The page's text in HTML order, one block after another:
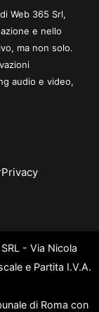
Web 365 Srl,
e nello
ma non solo.
audio e video,
Privacy
- Via Nicola
e Partita I.V.A.
di Roma con